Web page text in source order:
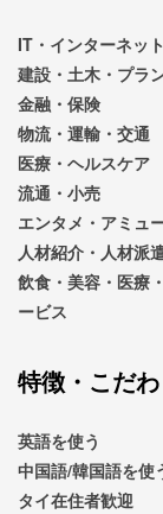
IT・インターネッ
建設・土木・プラ
金融・保険
物流・運輸・交通
医療・ヘルスケア
流通・小売
エンタメ・アミュ
人材紹介・人材派
飲食・美容・医療
ービス
特徴・こだ
英語を使う
中国語/韓国語を使
タイ在住者歓迎